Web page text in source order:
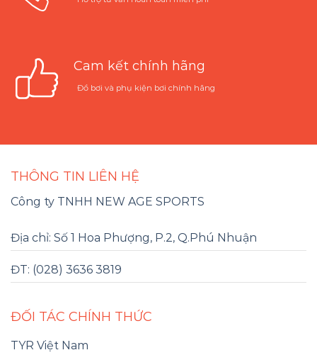
Cam kết chính hãng
Đồ bơi và phụ kiện bơi chính hãng
THÔNG TIN LIÊN HỆ
Công ty TNHH NEW AGE SPORTS
Địa chỉ: Số 1 Hoa Phượng, P.2, Q.Phú Nhuận
ĐT: (028) 3636 3819
ĐỐI TÁC CHÍNH THỨC
TYR Việt Nam